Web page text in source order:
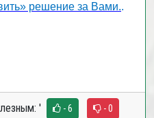
решение за Вами..
' - 6 - 0